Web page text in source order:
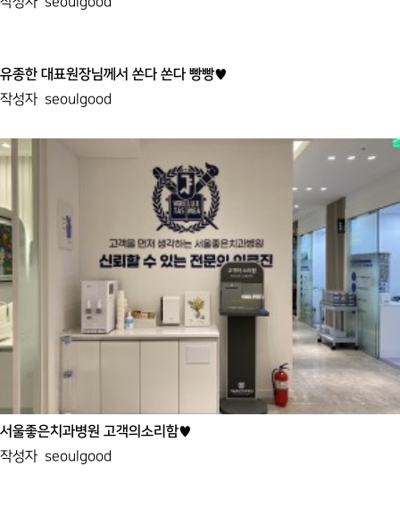
유종한 대표원장님께서 쏜다 쏜다 빵빵♥
작성자 seoulgood
서울좋은치과병원 고객의소리함♥
작성자 seoulgood